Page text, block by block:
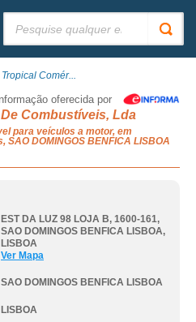
Comér...
Informação oferecida por
Combustíveis, Lda
para veículos a motor, em
DOMINGOS BENFICA LISBOA
EST DA LUZ 98 LOJA B, 1600-161,
SAO DOMINGOS BENFICA LISBOA,
LISBOA
Ver Mapa
SAO DOMINGOS BENFICA LISBOA
LISBOA